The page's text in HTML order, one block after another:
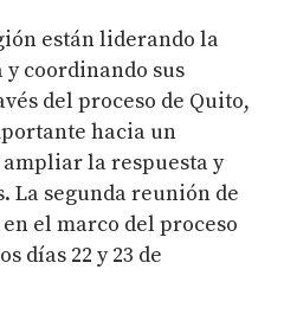
están liderando la
coordinando sus
del proceso de Quito,
hacia un
la respuesta y
La segunda reunión de
el marco del proceso
días 22 y 23 de